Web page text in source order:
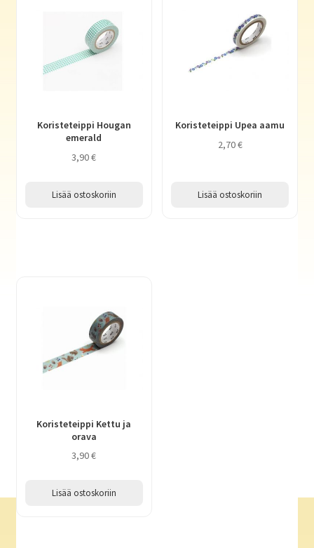
Koristeteippi Hougan
emerald
3,90€
Lisää ostoskoriin
Koristeteippi Upea aamu
2,70€
Lisää ostoskoriin
Koristeteippi Kettu ja
orava
3,90€
Lisää ostoskoriin